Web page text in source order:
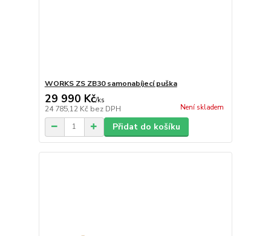
WORKS ZS ZB30 samonabíjecí puška
29 990 Kč/ks
24 785,12 Kč bez DPH Není skladem
Přidat do košíku